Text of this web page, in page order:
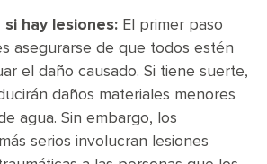
si hay lesiones: El primer paso
asegurarse de que todos estén
el daño causado. Si tiene suerte,
daños materiales menores
agua. Sin embargo, los
serios involucran lesiones